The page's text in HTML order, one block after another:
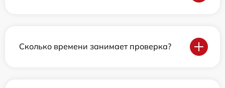
Сколько времени занимает проверка?